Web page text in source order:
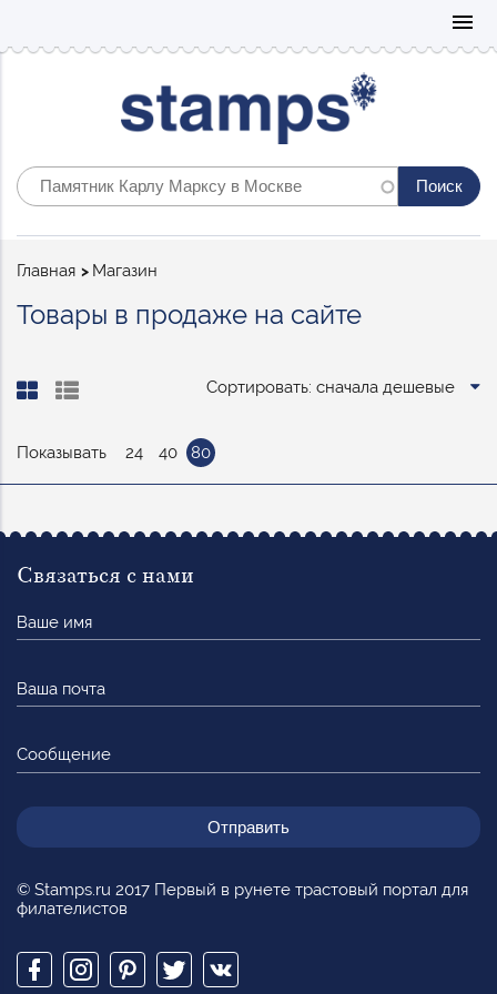
menu
Строка
Главная Магазин
Товары в продаже на сайте
Сортировать: сначала дешевые
Показывать 24 40 80
© Stamps.ru 2017 Первый в рунете трастовый портал для
филателистов
Связаться с нами
имя
почта
Сообщение